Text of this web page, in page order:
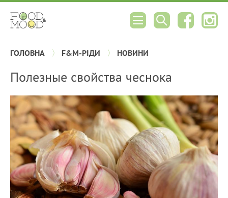
ГОЛОВНА F&M-РІДИ НОВИНИ
Полезные свойства чеснока